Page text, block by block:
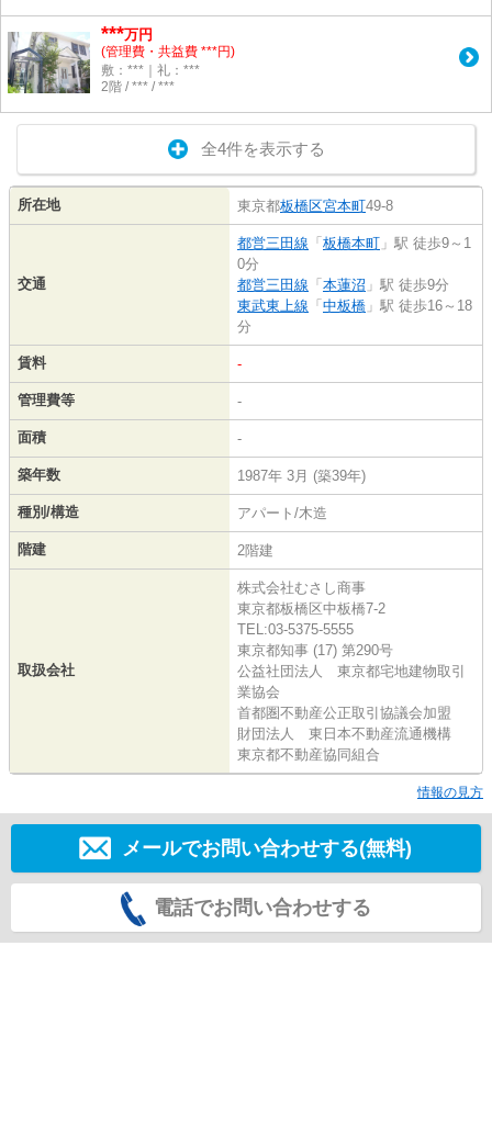
***万円
(管理費・共益費 ***円)
敷：***｜礼：***
2階 / *** / ***
全4件を表示する
所在地 東京都板橋区宮本町49-8
交通
都営三田線 「 板橋本町 」駅 徒歩9～1
0分
都営三田線 「 本蓮沼 」駅 徒歩9分
東武東上線 「 中板橋 」駅 徒歩16～18
分
賃料 -
管理費等 -
面積 -
築年数 1987年 3月 (築39年)
種別/構造 アパート/木造
階建 2階建
取扱会社
株式会社むさし商事
東京都板橋区中板橋7-2
TEL:03-5375-5555
東京都知事 (17) 第290号
公益社団法人 東京都宅地建物取引
業協会
首都圏不動産公正取引協議会加盟
財団法人 東日本不動産流通機構
東京都不動産協同組合
情報の見方
メールでお問い合わせする(無料)
電話でお問い合わせする